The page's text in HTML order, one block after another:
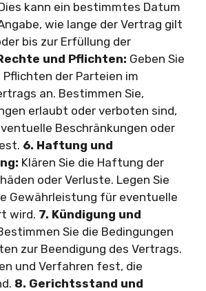
kann ein bestimmtes Datum
wie lange der Vertrag gilt
bis zur Erfüllung der
und Pflichten: Geben Sie
Pflichten der Parteien im
an. Bestimmen Sie,
erlaubt oder verboten sind,
Beschränkungen oder
6. Haftung und
Klären Sie die Haftung der
oder Verluste. Legen Sie
Gewährleistung für eventuelle
wird. 7. Kündigung und
Sie die Bedingungen
zur Beendigung des Vertrags.
und Verfahren fest, die
8. Gerichtsstand und